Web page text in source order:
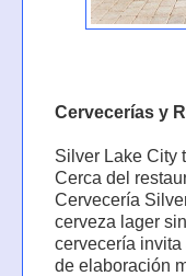
Cervecerías y
Silver Lake City
Cerca del
Cervecería
cerveza lager
cervecería
de elaboración